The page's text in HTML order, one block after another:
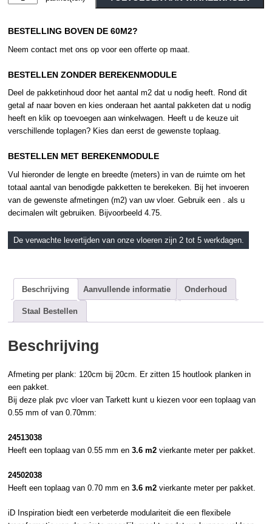
-
Variant
-
BESTELLING BOVEN DE 60M2?
Neem contact met ons op voor een offerte op maat.
BESTELLEN ZONDER BEREKENMODULE
Deel de pakketinhoud door het aantal m2 dat u nodig heeft. Rond dit
getal af naar boven en kies onderaan het aantal pakketen dat u nodig
heeft en klik op toevoegen aan winkelwagen. Heeft u de keuze uit
verschillende toplagen? Kies dan eerst de gewenste toplaag.
BESTELLEN MET BEREKENMODULE
Vul hieronder de lengte en breedte (meters) in van de ruimte om het
totaal aantal van benodigde pakketten te berekeken. Bij het invoeren
van de gewenste afmetingen (m2) van uw vloer. Gebruik een . als u
decimalen wilt gebruiken. Bijvoorbeeld 4.75.
De verwachte levertijden van onze vloeren zijn 2 tot 5 werkdagen.
Beschrijving Aanvullende informatie Onderhoud
Staal Bestellen
Beschrijving
Afmeting per plank: 120cm bij 20cm. Er zitten 15houtlook planken in
een pakket.
Bij dezeplak pvc vloer vanTarkett kunt u kiezen voor een toplaag van
0.55 mm of van 0.70mm:
24513038
Heeft een toplaag van 0.55 mm en3.6 m2 vierkante meter per pakket.
24502038
Heeft een toplaag van 0.70 mm en3.6 m2 vierkante meter per pakket.
iD Inspiration biedt een verbeterde modulariteit die een flexibele